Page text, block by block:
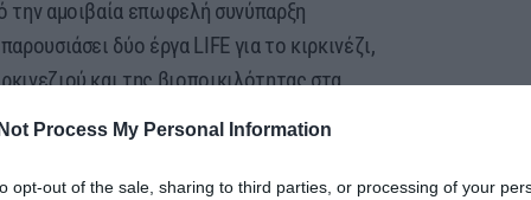
Process My Personal Information
opt-out of the sale, sharing to third parties, or processing of your
την αμοιβαία επωφελή συνύπαρξη
δύο έργα LIFE για το κιρκινέζι,
και της βιοποικιλότητας στα
στη διατήρηση της βιοποικιλότητας και
αντιμετωπίζουν αυξανόμενες προκλήσεις